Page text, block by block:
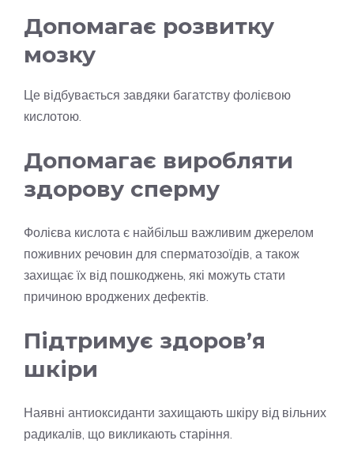
Допомагає розвитку
мозку
Це відбувається завдяки багатству фолієвою
кислотою.
Допомагає виробляти
здорову сперму
Фолієва кислота є найбільш важливим джерелом
поживних речовин для сперматозоїдів, а також
захищає їх від пошкоджень, які можуть стати
причиною вроджених дефектів.
Підтримує здоров’я
шкіри
Наявні антиоксиданти захищають шкіру від вільних
радикалів, що викликають старіння.